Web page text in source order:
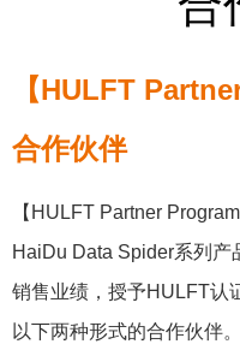
【HULFT
合作伙伴
【HULFT Partner
HaiDu Data Spider系列产
销售业绩，授予HULFT认
以下两种形式的合作伙伴。